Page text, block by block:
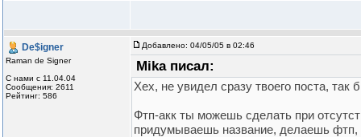
De$igner
Raman de Signer
С нами с 11.04.04
Сообщения: 2611
Рейтинг: 586
Добавлено: 04/05/05 в 02:46
Mika писал:
Хех, не увидел сразу твоего поста, так
Фтп-акк ты можешь сделать при
придумываешь название, делаешь фтп,